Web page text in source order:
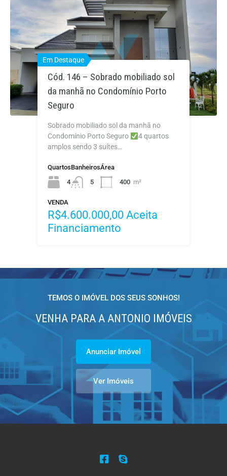
Em Destaque
Cód. 146 – Sobrado mobiliado sol
da manhã no Condomínio Porto
Seguro
Sobrado mobiliado sol da manhã no
Condomínio Porto Seguro
4 quartos
amplos sendo 3 suítes…
Quartos
4
Banheiros
5
Área
400 m²
VENDA
R$4.600.000,00 Aceita
Financiamento
Em Destaque
Condominio fechado de Sobrados
prontos TERRAZ no bairro
Belvedere
VENDA
Sob Consulta
TEMOS O IMÓVEL DOS SEUS SONHOS!
VENHA PARA A ANTONIO IMÓVEIS
Anunciar Imóvel
Ver Imóveis